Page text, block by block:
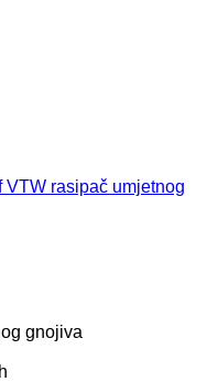
VTW rasipač umjetnog
gnojiva